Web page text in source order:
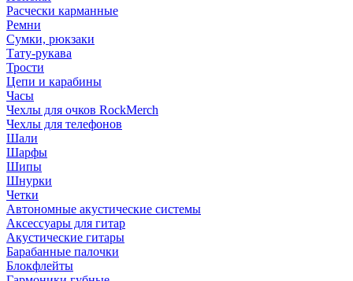
Расчески карманные
Ремни
Сумки, рюкзаки
Тату-рукава
Трости
Цепи и карабины
Часы
Чехлы для очков RockMerch
Чехлы для телефонов
Шали
Шарфы
Шипы
Шнурки
Четки
Автономные акустические системы
Аксессуары для гитар
Акустические гитары
Барабанные палочки
Блокфлейты